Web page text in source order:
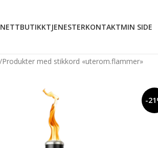
NETTBUTIKKTJENESTERKONTAKTMIN SIDE
Produkter med stikkord «uterom.flammer»
-